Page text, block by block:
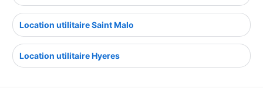
Location utilitaire Saint Malo
Location utilitaire Hyeres